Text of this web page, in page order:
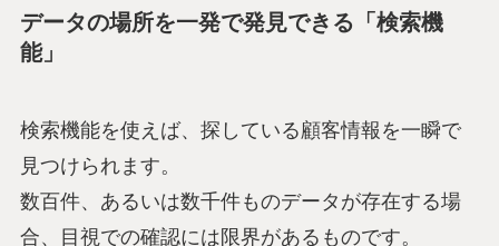
データの場所を一発で発見できる「検索機
能」
検索機能を使えば、探している顧客情報を一瞬で
見つけられます。
数百件、あるいは数千件ものデータが存在する場
合、目視での確認には限界があるものです。